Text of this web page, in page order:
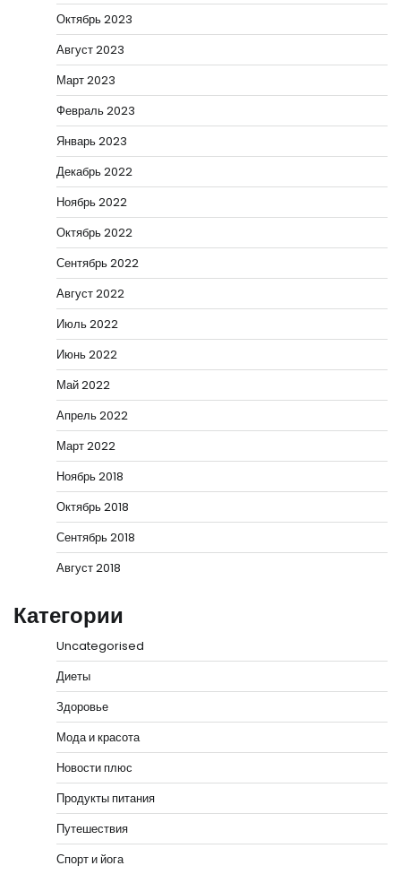
Октябрь 2023
Август 2023
Март 2023
Февраль 2023
Январь 2023
Декабрь 2022
Ноябрь 2022
Октябрь 2022
Сентябрь 2022
Август 2022
Июль 2022
Июнь 2022
Май 2022
Апрель 2022
Март 2022
Ноябрь 2018
Октябрь 2018
Сентябрь 2018
Август 2018
Категории
Uncategorised
Диеты
Здоровье
Мода и красота
Новости плюс
Продукты питания
Путешествия
Спорт и йога